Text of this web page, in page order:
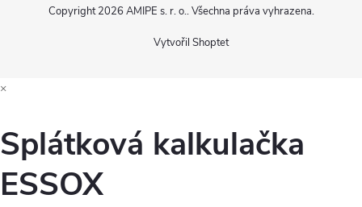
Vytvořil Shoptet
Copyright 2026 AMIPE s. r. o.. Všechna práva vyhrazena.
×
Splátková kalkulačka
ESSOX